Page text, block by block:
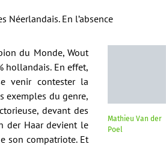
Néerlandais. En l’absence
Mathieu Van der
Poel
du Monde, Wout
hollandais. En effet,
venir contester la
exemples du genre,
devant des
der Haar devient le
son compatriote. Et